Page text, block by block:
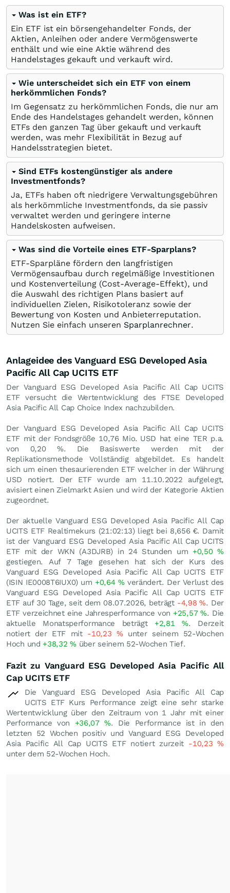
Was ist ein ETF?
Ein ETF ist ein börsengehandelter Fonds, der
Aktien, Anleihen oder andere Vermögenswerte
enthält und wie eine Aktie während des
Handelstages gekauft und verkauft wird.
Wie unterscheidet sich ein ETF von einem
herkömmlichen Fonds?
Im Gegensatz zu herkömmlichen Fonds, die nur am
Ende des Handelstages gehandelt werden, können
ETFs den ganzen Tag über gekauft und verkauft
werden, was mehr Flexibilität in Bezug auf
Handelsstrategien bietet.
Sind ETFs kostengünstiger als andere
Investmentfonds?
Ja, ETFs haben oft niedrigere Verwaltungsgebühren
als herkömmliche Investmentfonds, da sie passiv
verwaltet werden und geringere interne
Handelskosten aufweisen.
Was sind die Vorteile eines ETF-Sparplans?
ETF-Sparpläne fördern den langfristigen
Vermögensaufbau durch regelmäßige Investitionen
und Kostenverteilung (Cost-Average-Effekt), und
die Auswahl des richtigen Plans basiert auf
individuellen Zielen, Risikotoleranz sowie der
Bewertung von Kosten und Anbieterreputation.
Nutzen Sie einfach unseren Sparplanrechner.
Anlageidee des Vanguard ESG Developed Asia
Pacific All Cap UCITS ETF
Der Vanguard ESG Developed Asia Pacific All Cap UCITS
ETF versucht die Wertentwicklung des FTSE Developed
Asia Pacific All Cap Choice Index nachzubilden.
Der Vanguard ESG Developed Asia Pacific All Cap UCITS
ETF mit der Fondsgröße 10,76 Mio. USD hat eine TER p.a.
von 0,20 %. Die Basiswerte werden mit der
Replikationsmethode Vollständig abgebildet. Es handelt
sich um einen thesaurierenden ETF welcher in der Währung
USD notiert. Der ETF wurde am 11.10.2022 aufgelegt,
avisiert einen Zielmarkt Asien und wird der Kategorie Aktien
zugeordnet.
Der aktuelle Vanguard ESG Developed Asia Pacific All Cap
UCITS ETF Realtimekurs (21:02:13) liegt bei 8,656 €. Damit
ist der Vanguard ESG Developed Asia Pacific All Cap UCITS
ETF mit der WKN (A3DJRB) in 24 Stunden um +0,50%
gestiegen. Auf 7 Tage gesehen hat sich der Kurs des
Vanguard ESG Developed Asia Pacific All Cap UCITS ETF
(ISIN IE0008T6IUX0) um +0,64 %verändert. Der Verlust des
Vanguard ESG Developed Asia Pacific All Cap UCITS ETF
ETF auf 30 Tage, seit dem 08.07.2026, beträgt -4,98%. Der
ETF verzeichnet eine Jahresperformance von +25,57%. Die
aktuelle Monatsperformance beträgt +2,81%. Derzeit
notiert der ETF mit -10,23 %unter seinem 52-Wochen
Hoch und +38,32%über seinem 52-Wochen Tief.
Fazit zu Vanguard ESG Developed Asia Pacific All
Cap UCITS ETF
Die Vanguard ESG Developed Asia Pacific All Cap
UCITS ETF Kurs Performance zeigt eine sehr starke
Wertentwicklung über den Zeitraum von 1 Jahr mit einer
Performance von +36,07%. Die Performance ist in den
letzten 52 Wochen positiv und Vanguard ESG Developed
Asia Pacific All Cap UCITS ETF notiert zurzeit -10,23%
unter dem 52-Wochen Hoch.